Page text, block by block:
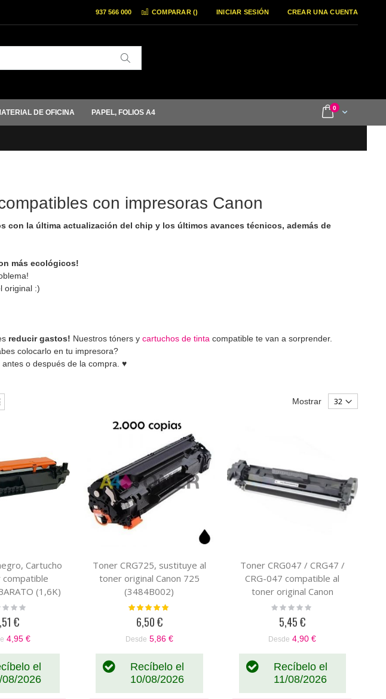
COMPARAR () INICIAR SESIÓN CREAR UNA CUENTA
937 566 000
Cart
0items
DE OFICINA PAPEL, FOLIOS A4
con impresoras Canon
con la última actualización del chip y los últimos avances técnicos, además de
más ecológicos!
original :)
reducir gastos! Nuestros tóners y cartuchos de tinta compatible te van a sorprender.
colocarlo en tu impresora?
o después de la compra. ♥️
Mostrar
Cartucho
(1,6K)
€
4,95 €
el
08/2026
Toner CRG725, sustituye al
toner original Canon 725
(3484B002)
Valoración:
6,50 €
Desde 5,86 €
Recíbelo el
10/08/2026
Toner CRG047 / CRG47 /
CRG-047 compatible al
toner original Canon
2164C002
Rating:
5,45 €
Desde 4,90 €
Recíbelo el
11/08/2026